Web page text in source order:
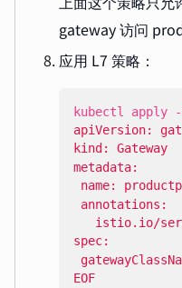
gateway 访问
应用 L7 策略：
kubectl apply
EOF